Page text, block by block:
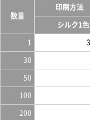
数量
印刷方法
シルク1色
1
30
50
100
200